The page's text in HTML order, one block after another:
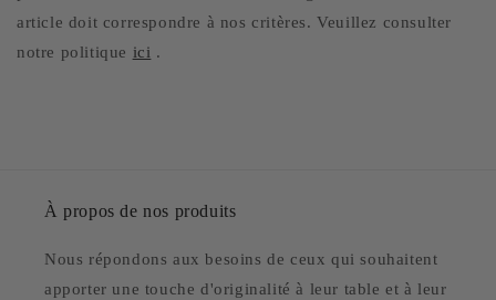
article doit correspondre à nos critères. Veuillez consulter
notre politique ici .
À propos de nos produits
Nous répondons aux besoins de ceux qui souhaitent
apporter une touche d'originalité à leur table et à leur